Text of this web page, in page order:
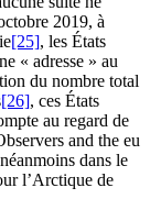
2019, à
[25], les États
« adresse » au
du nombre total
[26], ces États
au regard de
and the eu
dans le
l’Arctique de